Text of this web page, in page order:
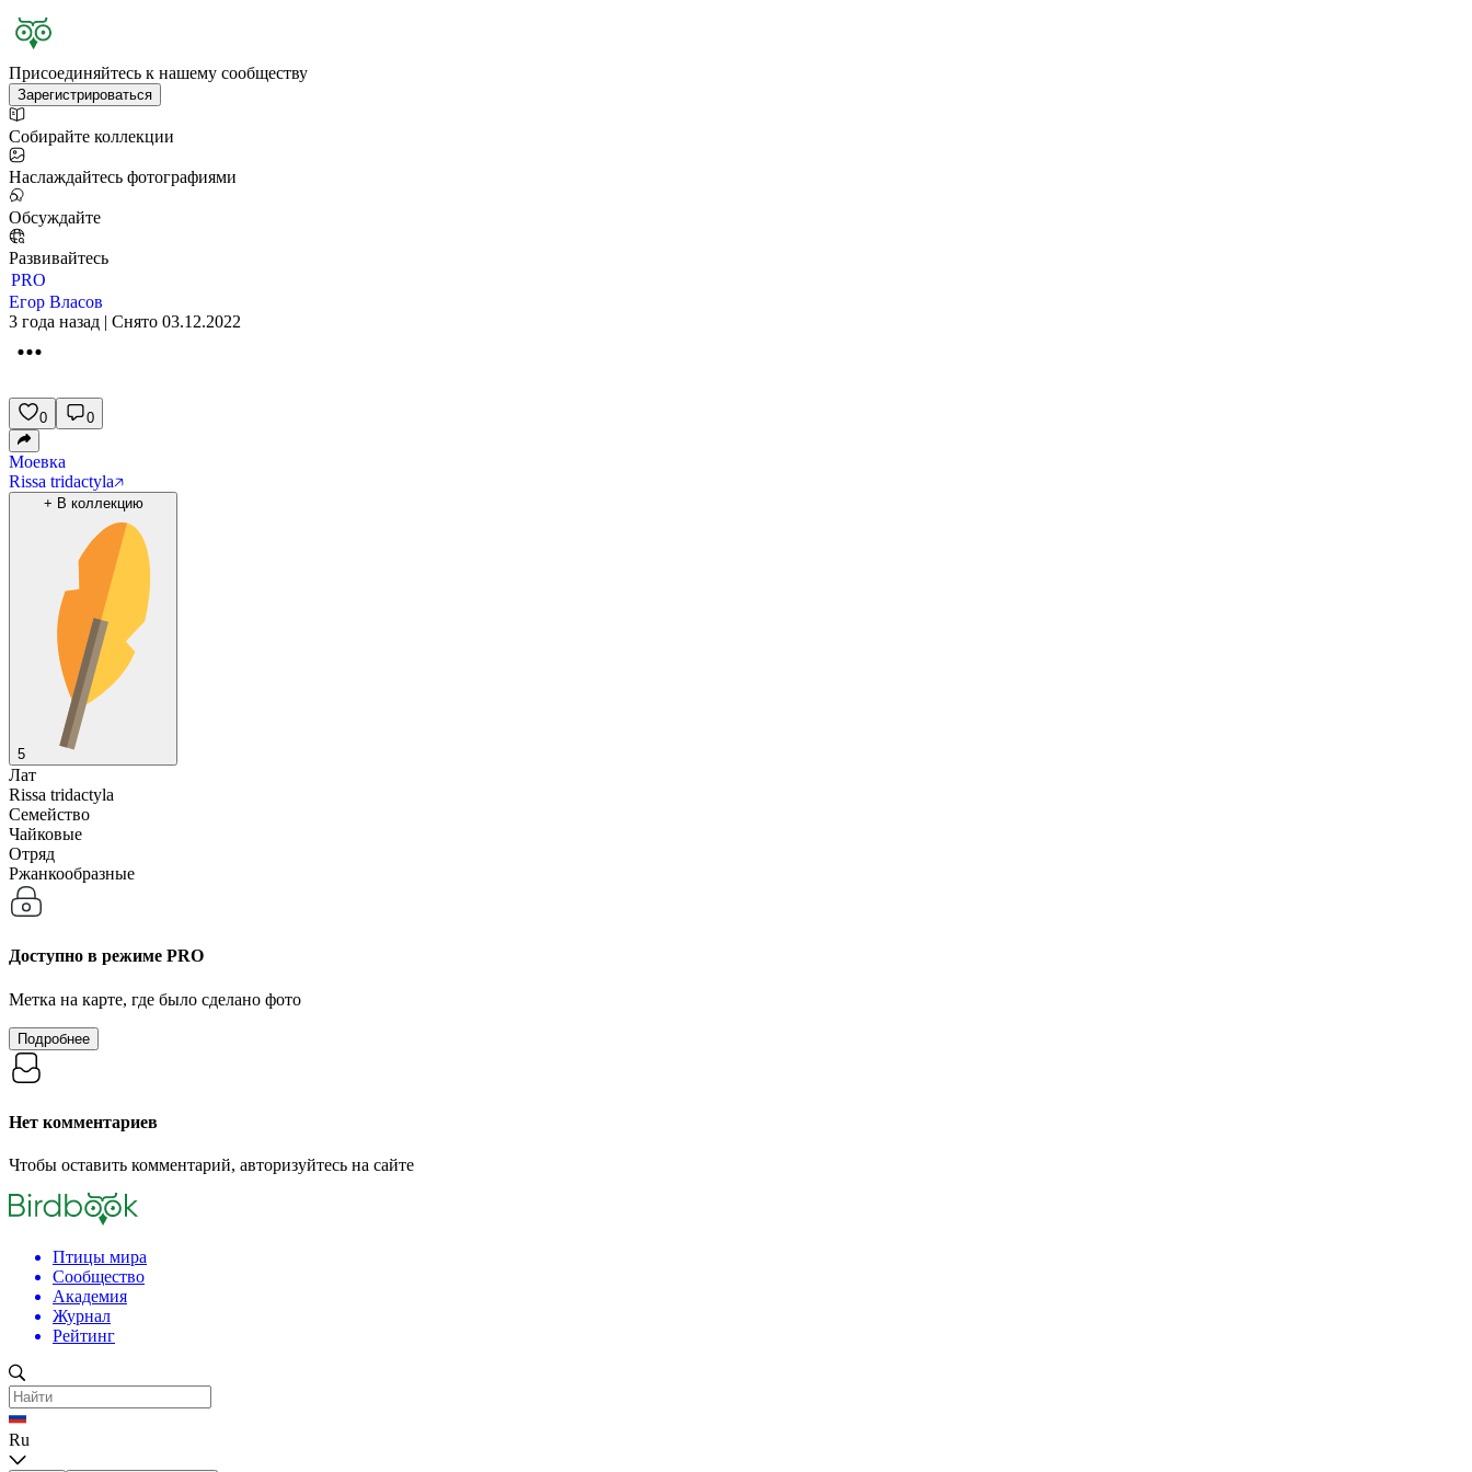
Присоединяйтесь к нашему сообществу
Зарегистрироваться
Собирайте коллекции
Наслаждайтесь фотографиями
Обсуждайте
Развивайтесь
PRO
Егор Власов
3 года назад | Снято 03.12.2022
0 0
Моевка
Rissa tridactyla
+ В коллекцию
5
Лат
Rissa tridactyla
Семейство
Чайковые
Отряд
Ржанкообразные
Доступно в режиме PRO
Метка на карте, где было сделано фото
Подробнее
Нет комментариев
Чтобы оставить комментарий, авторизуйтесь на сайте
Птицы мира
Сообщество
Академия
Журнал
Рейтинг
Ru